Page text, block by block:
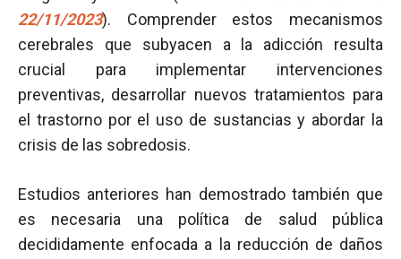
22/11/2023). Comprender estos mecanismos
cerebrales que subyacen a la adicción resulta
crucial para implementar intervenciones
preventivas, desarrollar nuevos tratamientos para
el trastorno por el uso de sustancias y abordar la
crisis de las sobredosis.
Estudios anteriores han demostrado también que
es necesaria una política de salud pública
decididamente enfocada a la reducción de daños